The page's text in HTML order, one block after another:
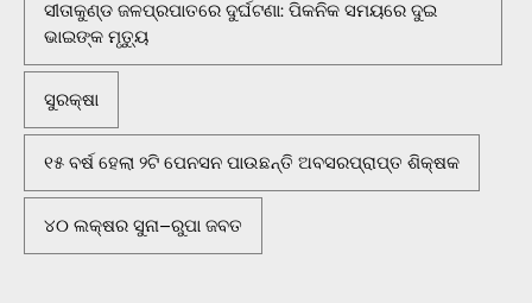
ସୀତାକୁଣ୍ଡ ଜଳପ୍ରପାତରେ ଦୁର୍ଘଟଣା: ପିକନିକ ସମୟରେ ଦୁଇ
ଭାଇଙ୍କ ମୃତ୍ୟୁ
ସୁରକ୍ଷା
୧୫ ବର୍ଷ ହେଲା ୨ଟି ପେନସନ ପାଉଛନ୍ତି ଅବସରପ୍ରାପ୍ତ ଶିକ୍ଷକ
୪୦ ଲକ୍ଷର ସୁନା–ରୁପା ଜବତ